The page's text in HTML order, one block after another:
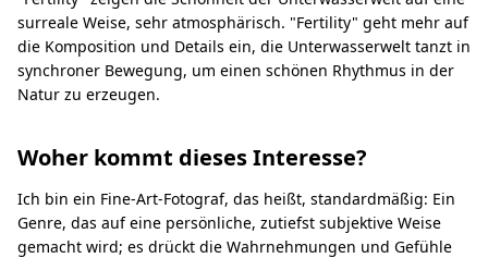
surreale Weise, sehr atmosphärisch. "Fertility" geht mehr auf
die Komposition und Details ein, die Unterwasserwelt tanzt in
synchroner Bewegung, um einen schönen Rhythmus in der
Natur zu erzeugen.
Woher kommt dieses Interesse?
Ich bin ein Fine-Art-Fotograf, das heißt, standardmäßig: Ein
Genre, das auf eine persönliche, zutiefst subjektive Weise
gemacht wird; es drückt die Wahrnehmungen und Gefühle